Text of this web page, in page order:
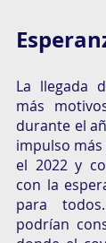
La llegada
más
durante el
impulso
el 2022 y
con la
para
podrían